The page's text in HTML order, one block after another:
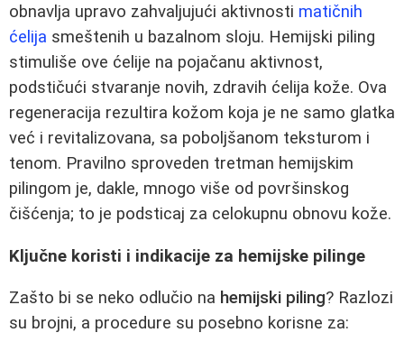
obnavlja upravo zahvaljujući aktivnosti matičnih
ćelija smeštenih u bazalnom sloju. Hemijski piling
stimuliše ove ćelije na pojačanu aktivnost,
podstičući stvaranje novih, zdravih ćelija kože. Ova
regeneracija rezultira kožom koja je ne samo glatka
već i revitalizovana, sa poboljšanom teksturom i
tenom. Pravilno sproveden tretman hemijskim
pilingom je, dakle, mnogo više od površinskog
čišćenja; to je podsticaj za celokupnu obnovu kože.
Ključne koristi i indikacije za hemijske pilinge
Zašto bi se neko odlučio na hemijski piling? Razlozi
su brojni, a procedure su posebno korisne za: